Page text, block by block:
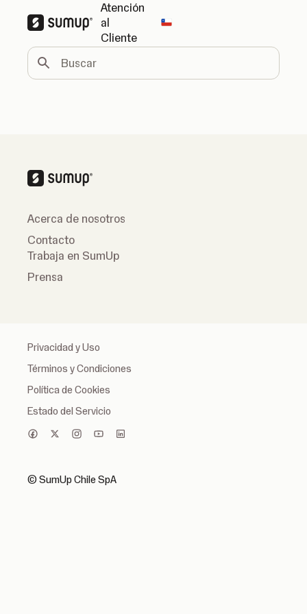
Atención
al
Cliente
Change country
Buscar
Acerca de nosotros
Contacto
Trabaja en SumUp
Prensa
Privacidad y Uso
Términos y Condiciones
Política de Cookies
Estado del Servicio
© SumUp Chile SpA